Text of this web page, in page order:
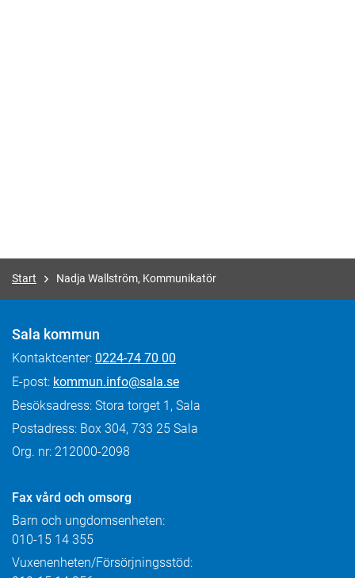
Start Nadja Wallström, Kommunikatör
Sala kommun
Kontaktcenter: 0224-74 70 00
E-post: kommun.info@sala.se
Besöksadress: Stora torget 1, Sala
Postadress: Box 304, 733 25 Sala
Org. nr: 212000-2098
Fax vård och omsorg
Barn och ungdomsenheten:
010-15 14 355
Vuxenenheten/Försörjningsstöd: